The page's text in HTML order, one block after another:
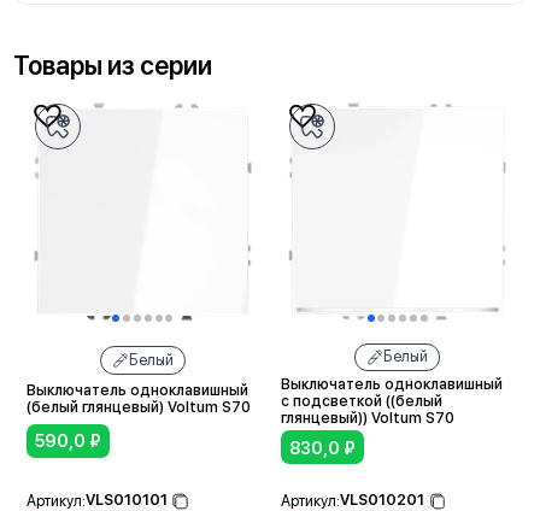
Товары из серии
Белый
Выключатель одноклавишный
(белый глянцевый) Voltum S70
590,0 ₽
Артикул:VLS010101
Белый
Выключатель одноклавишный
с подсветкой ((белый
глянцевый)) Voltum S70
830,0 ₽
Артикул:VLS010201